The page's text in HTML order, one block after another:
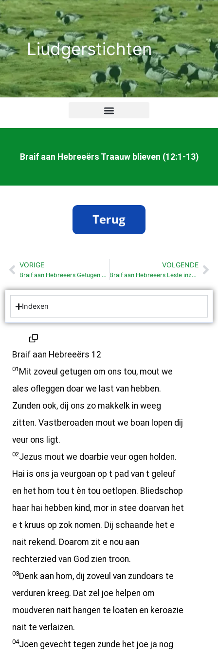
Ga
naar
de
inhoudLiudgerstichten
Braif aan Hebreeërs Traauw blieven (12:1-13)
Vorige
VORIGE
Braif aan Hebreeërs Getugen van t geleuf (11:1-40)
VOLGENDE
Braif aan Hebreeërs Leste inzeggens (13:1-19)
Indexen
Braif aan Hebreeërs 12
01 Mit zoveul getugen om ons tou, mout we
ales ofleggen doar we last van hebben.
Zunden ook, dij ons zo makkelk in weeg
zitten. Vastberoaden mout we boan lopen dij
veur ons ligt.
02Jezus mout we doarbie veur ogen holden.
Hai is ons ja veurgoan op t pad van t geleuf
en het hom tou t èn tou oetlopen. Bliedschop
haar hai hebben kind, mor in stee doarvan het
e t kruus op zok nomen. Dij schaande het e
nait rekend. Doarom zit e nou aan
rechterzied van God zien troon.
03Denk aan hom, dij zoveul van zundoars te
verduren kreeg. Dat zel joe helpen om
moudveren nait hangen te loaten en keroazie
nait te verlaizen.
04Joen gevecht tegen zunde het joe ja nog